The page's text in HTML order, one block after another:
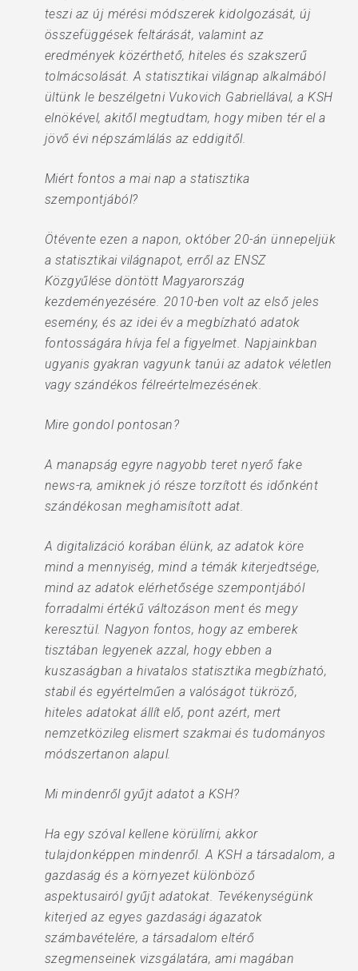
teszi az új mérési módszerek kidolgozását, új
összefüggések feltárását, valamint az
eredmények közérthető, hiteles és szakszerű
tolmácsolását. A statisztikai világnap alkalmából
ültünk le beszélgetni Vukovich Gabriellával, a KSH
elnökével, akitől megtudtam, hogy miben tér el a
jövő évi népszámlálás az eddigitől.
Miért fontos a mai nap a statisztika
szempontjából?
Ötévente ezen a napon, október 20-án ünnepeljük
a statisztikai világnapot, erről az ENSZ
Közgyűlése döntött Magyarország
kezdeményezésére. 2010-ben volt az első jeles
esemény, és az idei év a megbízható adatok
fontosságára hívja fel a figyelmet. Napjainkban
ugyanis gyakran vagyunk tanúi az adatok véletlen
vagy szándékos félreértelmezésének.
Mire gondol pontosan?
A manapság egyre nagyobb teret nyerő fake
news-ra, amiknek jó része torzított és időnként
szándékosan meghamisított adat.
A digitalizáció korában élünk, az adatok köre
mind a mennyiség, mind a témák kiterjedtsége,
mind az adatok elérhetősége szempontjából
forradalmi értékű változáson ment és megy
keresztül. Nagyon fontos, hogy az emberek
tisztában legyenek azzal, hogy ebben a
kuszaságban a hivatalos statisztika megbízható,
stabil és egyértelműen a valóságot tükröző,
hiteles adatokat állít elő, pont azért, mert
nemzetközileg elismert szakmai és tudományos
módszertanon alapul.
Mi mindenről gyűjt adatot a KSH?
Ha egy szóval kellene körülírni, akkor
tulajdonképpen mindenről. A KSH a társadalom, a
gazdaság és a környezet különböző
aspektusairól gyűjt adatokat. Tevékenységünk
kiterjed az egyes gazdasági ágazatok
számbavételére, a társadalom eltérő
szegmenseinek vizsgálatára, ami magában